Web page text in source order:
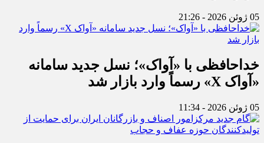
05 ژوئن 2026 - 21:26
خداحافظی با «آواک»؛ نسل جدید سامانه
«آواک X» رسماً وارد بازار شد
05 ژوئن 2026 - 11:34